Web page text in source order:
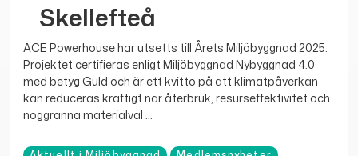
Skellefteå
ACE Powerhouse har utsetts till Årets Miljöbyggnad 2025.
Projektet certifieras enligt Miljöbyggnad Nybyggnad 4.0
med betyg Guld och är ett kvitto på att klimatpåverkan
kan reduceras kraftigt när återbruk, resurseffektivitet och
noggranna materialval ...